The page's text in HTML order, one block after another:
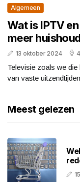
Algemeen
Wat is IPTV
meer
13 oktober 2024
Televisie zoals we
van vaste
Meest gelezen